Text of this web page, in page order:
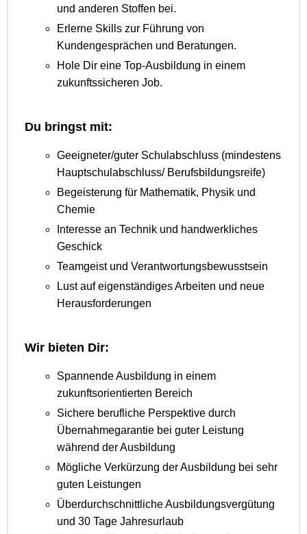
und anderen Stoffen bei.
Erlerne Skills zur Führung von
Kundengesprächen und Beratungen.
Hole Dir eine Top-Ausbildung in einem
zukunftssicheren Job.
Du bringst mit:
Geeigneter/guter Schulabschluss (mindestens
Hauptschulabschluss/ Berufsbildungsreife)
Begeisterung für Mathematik, Physik und
Chemie
Interesse an Technik und handwerkliches
Geschick
Teamgeist und Verantwortungsbewusstsein
Lust auf eigenständiges Arbeiten und neue
Herausforderungen
Wir bieten Dir:
Spannende Ausbildung in einem
zukunftsorientierten Bereich
Sichere berufliche Perspektive durch
Übernahmegarantie bei guter Leistung
während der Ausbildung
Mögliche Verkürzung der Ausbildung bei sehr
guten Leistungen
Überdurchschnittliche Ausbildungsvergütung
und 30 Tage Jahresurlaub